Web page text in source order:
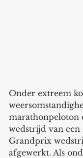
Onder extreem
marathonpeloton
wedstrijd van een
Grandprix
afgewerkt. Als